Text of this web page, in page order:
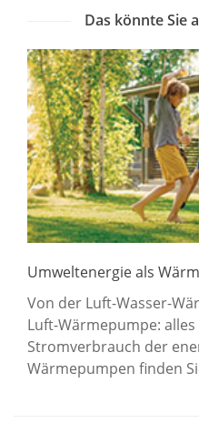
Das könnte Sie
Umweltenergie als
Von der Luft-Wasser-
Luft-Wärmepumpe:
Stromverbrauch der
Wärmepumpen finden